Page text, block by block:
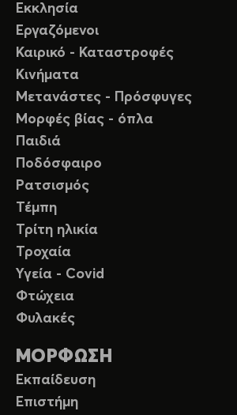
Εκκλησία
Εργαζόμενοι
Καιρικό - Καταστροφές
Κινήματα
Μετανάστες - Πρόσφυγες
Μορφές βίας - όπλα
Παιδιά
Ποδόσφαιρο
Ρατσισμός
Τέμπη
Τρίτη ηλικία
Τροχαία
Υγεία - Covid
Φτώχεια
Φυλακές
ΜΟΡΦΩΣΗ
Εκπαίδευση
Επιστήμη